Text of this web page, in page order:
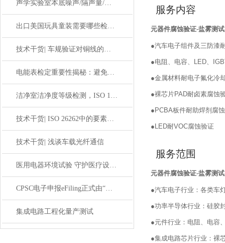
声学实验室本底噪声/隔声量/混响时间检测，ISO标准测试机构
出口美国玩具童装需要哪些检测？CPSC合规全流程指南
技术干货| 车规验证对铜线的可靠性要求
电能表检定重要性揭秘：避免电力资源浪费必看攻略
洁净室洁净度等级检测，ISO 14644/GB 50591第三方检测机构
技术干货| ISO 26262中的要素共存和免于干扰
技术干货| 浅谈车载光纤通信
医用电器环境试验 守护医疗设备安全测试
CPSC电子申报eFiling正式由“自愿试点“转为“强制执行
集成电路工程化量产测试
服务内容
元器件腐蚀验证-盐雾测
●汽车电子组件及三防漆
●电阻、电容、LED、
●金属材料耐电子氟化冷
●裸芯片PAD耐卤素腐蚀
● PCBA板件耐助焊剂腐
● LED耐VOC腐蚀验证
服务范围
元器件腐蚀验证-盐雾测
●汽车电子行业：各类车
●功率半导体行业：硅胶
●元件行业：电阻、电容
●集成电路芯片行业：裸